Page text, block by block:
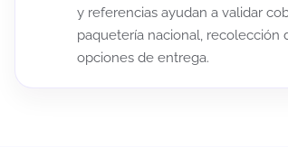
y referencias ayudan a validar
paquetería nacional, recolección
opciones de entrega.